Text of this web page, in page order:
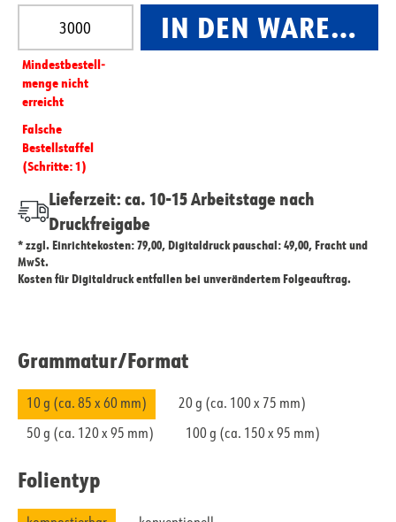
Produkt Anzahl: Gib den gewünschten Wert ein
Mindest­­bestell­­
menge nicht
erreicht
Falsche
Bestellstaffel
(Schritte: 1)
IN DEN
Lieferzeit: ca. 10-15 Arbeitstage nach
Druckfreigabe
* zzgl. Einrichtekosten: 79,00, Digitaldruck pauschal: 49,00, Fracht und
MwSt.
Kosten für Digitaldruck entfallen bei unverändertem Folgeauftrag.
Grammatur/​Format
10 g (ca. 85 x 60 mm) 20 g (ca. 100 x 75 mm)
50 g (ca. 120 x 95 mm) 100 g (ca. 150 x 95 mm)
Folientyp